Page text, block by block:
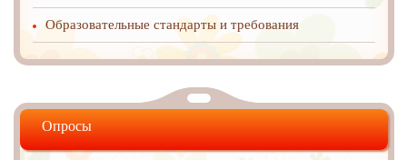
Образовательные стандарты и требования
Опросы